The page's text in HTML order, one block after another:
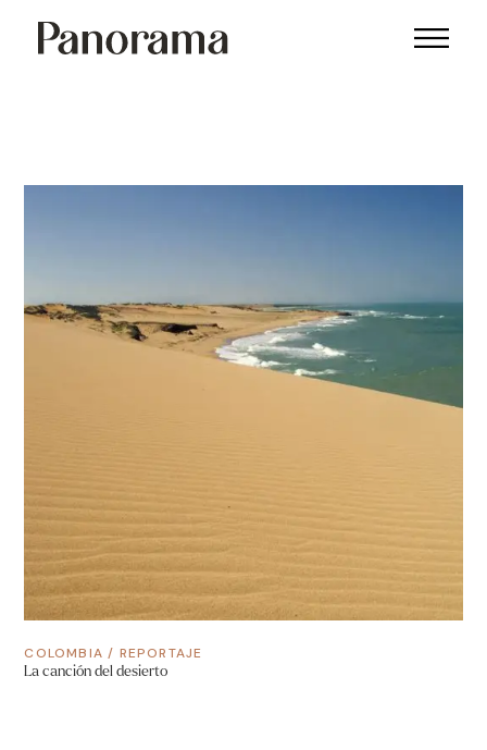
COLOMBIA / REPORTAJE
La canción del desierto